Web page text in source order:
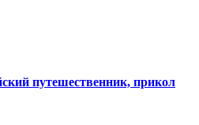
путешественник, прикол